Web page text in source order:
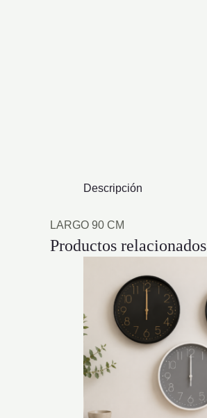
Descripción
LARGO 90 CM
Productos relacionados